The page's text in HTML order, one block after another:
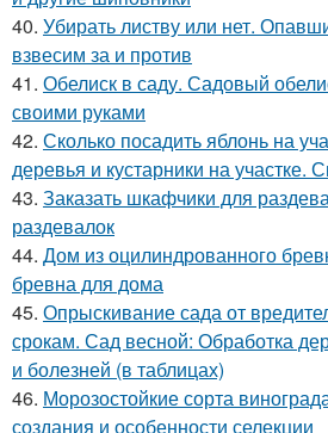
40. Убирать листву или нет.
взвесим за и против
41. Обелиск в саду. Садовый
своими руками
42. Сколько посадить яблонь на
деревья и кустарники на участке.
43. Заказать шкафчики для
раздевалок
44. Дом из оцилиндрованного
бревна для дома
45. Опрыскивание сада от
срокам. Сад весной: Обработка
и болезней (в таблицах)
46. Морозостойкие сорта
создания и особенности селекции